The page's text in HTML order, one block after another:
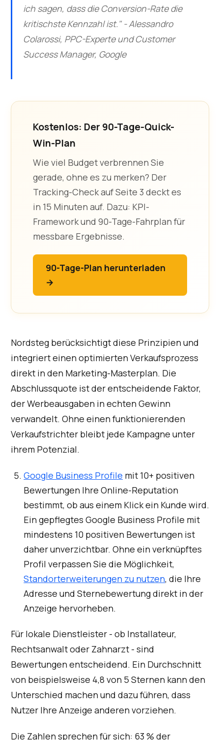
ich sagen, dass die Conversion-Rate die
kritischste Kennzahl ist." - Alessandro
Colarossi, PPC-Experte und Customer
Success Manager, Google
Kostenlos: Der 90-Tage-Quick-
Win-Plan
Wie viel Budget verbrennen Sie
gerade, ohne es zu merken? Der
Tracking-Check auf Seite 3 deckt es
in 15 Minuten auf. Dazu: KPI-
Framework und 90-Tage-Fahrplan für
messbare Ergebnisse.
90-Tage-Plan herunterladen
→
Nordsteg berücksichtigt diese Prinzipien und
integriert einen optimierten Verkaufsprozess
direkt in den Marketing-Masterplan. Die
Abschlussquote ist der entscheidende Faktor,
der Werbeausgaben in echten Gewinn
verwandelt. Ohne einen funktionierenden
Verkaufstrichter bleibt jede Kampagne unter
ihrem Potenzial.
Google Business Profile mit 10+ positiven
Bewertungen Ihre Online-Reputation
bestimmt, ob aus einem Klick ein Kunde wird.
Ein gepflegtes Google Business Profile mit
mindestens 10 positiven Bewertungen ist
daher unverzichtbar. Ohne ein verknüpftes
Profil verpassen Sie die Möglichkeit,
Standorterweiterungen zu nutzen, die Ihre
Adresse und Sternebewertung direkt in der
Anzeige hervorheben.
Für lokale Dienstleister - ob Installateur,
Rechtsanwalt oder Zahnarzt - sind
Bewertungen entscheidend. Ein Durchschnitt
von beispielsweise 4,8 von 5 Sternen kann den
Unterschied machen und dazu führen, dass
Nutzer Ihre Anzeige anderen vorziehen.
Die Zahlen sprechen für sich: 63 % der